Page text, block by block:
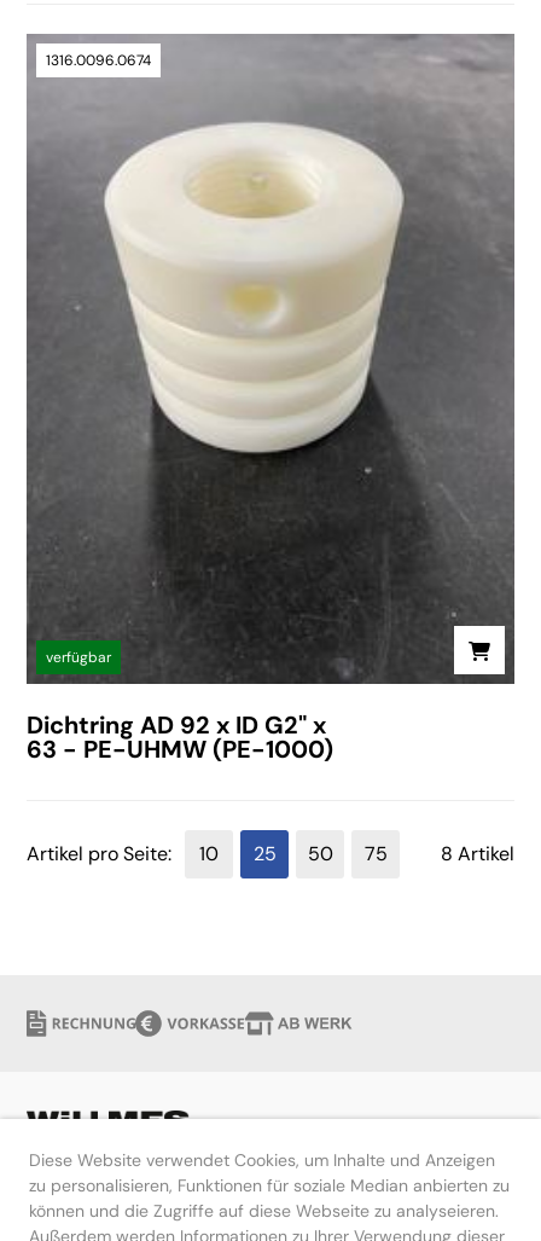
Diese Website verwendet Cookies, um Inhalte und Anzeigen
zu personalisieren, Funktionen für soziale Median anbierten zu
können und die Zugriffe auf diese Webseite zu analyseieren.
Außerdem werden Informationen zu Ihrer Verwendung dieser
1316.0096.0674
verfügbar
Dichtring AD 92 x ID G2" x
63 - PE-UHMW (PE-1000)
8 Artikel
Artikel pro Seite: 10 25 50 75
Hilfe